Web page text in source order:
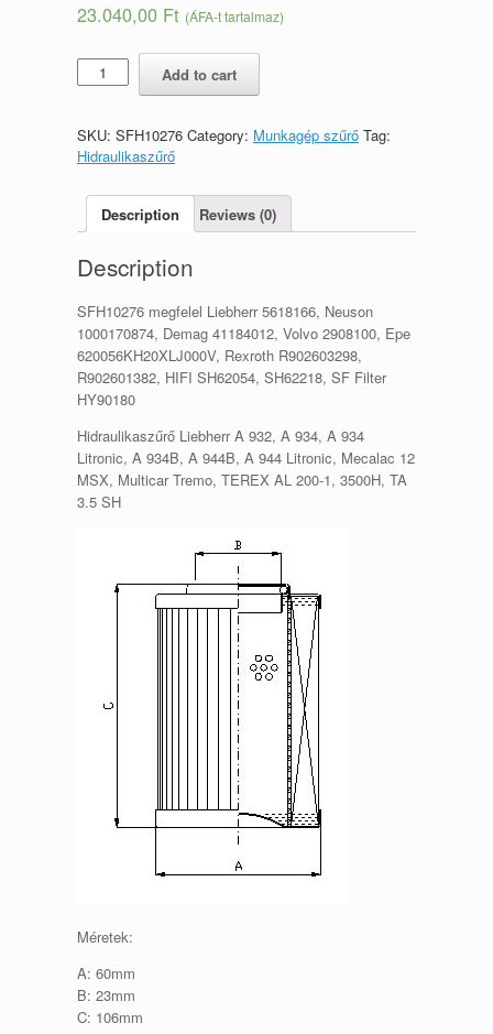
23.040,00 Ft (ÁFA-t tartalmaz)
Hidraulikaszűrő
SFH10276
Liebherr
5618166
Neuson
quantity
Add to cart
SKU: SFH10276 Category: Munkagép szűrő Tag:
Hidraulikaszűrő
Description Reviews (0)
Description
SFH10276 megfelel Liebherr 5618166, Neuson
1000170874, Demag 41184012, Volvo 2908100, Epe
620056KH20XLJ000V, Rexroth R902603298,
R902601382, HIFI SH62054, SH62218, SF Filter
HY90180
Hidraulikaszűrő Liebherr A 932, A 934, A 934
Litronic, A 934B, A 944B, A 944 Litronic, Mecalac 12
MSX, Multicar Tremo, TEREX AL 200-1, 3500H, TA
3.5 SH
Méretek:
A: 60mm
B: 23mm
C: 106mm